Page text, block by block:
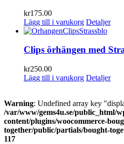
kr175.00
Lägg till i varukorg Detaljer
Clips örhängen med
kr250.00
Lägg till i varukorg Detaljer
Warning: Undefined array key
/var/www/gems4u.se/public_html/
content/plugins/woocommerce-
together/public/partials/bought-
117